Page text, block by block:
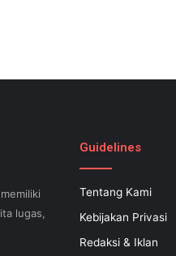
lugas,
Guidelines
Tentang Kami
Kebijakan Privasi
Redaksi & Iklan